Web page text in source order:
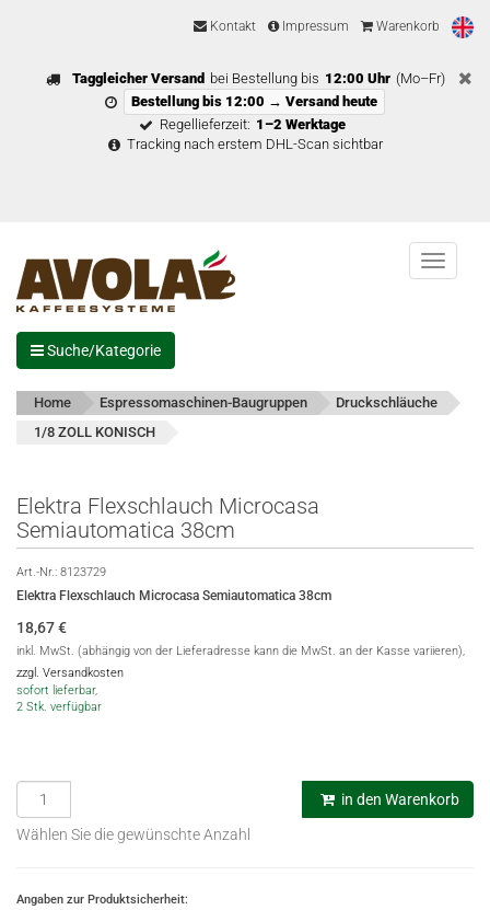
Kontakt Impressum Warenkorb
Taggleicher Versand bei Bestellung bis 12:00 Uhr (Mo–Fr)
Bestellung bis 12:00 → Versand heute
Regellieferzeit: 1–2 Werktage
Tracking nach erstem DHL-Scan sichtbar
Menu
Suche/Kategorie
Home Espressomaschinen-Baugruppen
Druckschläuche
1/8 ZOLL KONISCH
Elektra Flexschlauch Microcasa
Semiautomatica 38cm
Art.-Nr.: 8123729
Elektra Flexschlauch Microcasa Semiautomatica 38cm
18,67€
inkl. MwSt. (abhängig von der Lieferadresse kann die MwSt. an der Kasse variieren),
zzgl. Versandkosten
sofort lieferbar,
2 Stk. verfügbar
in den Warenkorb
Wählen Sie die gewünschte Anzahl
Angaben zur Produktsicherheit: